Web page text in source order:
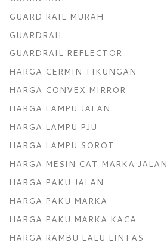
GUARD RAIL MURAH
GUARDRAIL
GUARDRAIL REFLECTOR
HARGA CERMIN TIKUNGAN
HARGA CONVEX MIRROR
HARGA LAMPU JALAN
HARGA LAMPU PJU
HARGA LAMPU SOROT
HARGA MESIN CAT MARKA JALAN
HARGA PAKU JALAN
HARGA PAKU MARKA
HARGA PAKU MARKA KACA
HARGA RAMBU LALU LINTAS